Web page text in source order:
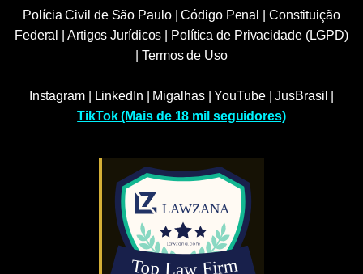
Polícia Civil de São Paulo|Código Penal
Constituição
Federal
Artigos Jurídicos
Política de Privacidade (LGPD)
|Termos de Uso
Instagram| LinkedIn Migalhas|YouTube|JusBrasil
TikTok (Mais de 18 mil seguidores)